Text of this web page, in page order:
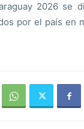
2026 se
por el país en